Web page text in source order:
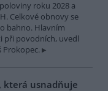
roku 2028 a
Celkové obnovy se
bahno. Hlavním
při povodních, uvedl
která usnadňuje